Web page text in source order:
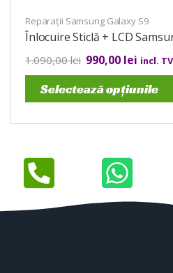
Reparații Samsung Galaxy S9
Înlocuire Sticlă + LCD
1.090,00lei 990,00 lei incl.
Selectează opțiunile